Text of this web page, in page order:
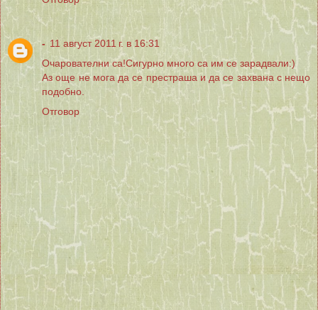
- 11 август 2011 г. в 16:31
Очарователни са!Сигурно много са им се зарадвали:)
Аз още не мога да се престраша и да се захвана с нещо
подобно.
Отговор